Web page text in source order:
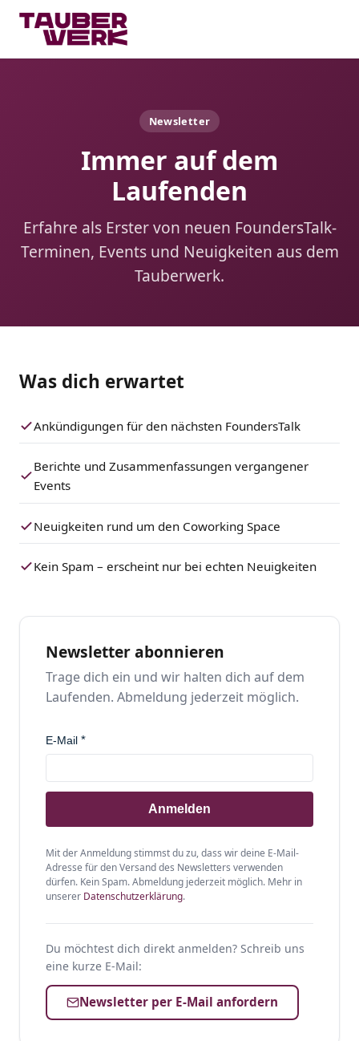
Newsletter
Immer auf dem
Laufenden
Erfahre als Erster von neuen FoundersTalk-
Terminen, Events und Neuigkeiten aus dem
Tauberwerk.
Was dich erwartet
Ankündigungen für den nächsten FoundersTalk
Berichte und Zusammenfassungen vergangener
Events
Neuigkeiten rund um den Coworking Space
Kein Spam – erscheint nur bei echten Neuigkeiten
Newsletter abonnieren
Trage dich ein und wir halten dich auf dem
Laufenden. Abmeldung jederzeit möglich.
E-Mail
Anmelden
Mit der Anmeldung stimmst du zu, dass wir deine E-Mail-
Adresse für den Versand des Newsletters verwenden
dürfen. Kein Spam. Abmeldung jederzeit möglich. Mehr in
unserer Datenschutzerklärung.
Du möchtest dich direkt anmelden? Schreib uns
eine kurze E-Mail:
Newsletter per E-Mail anfordern